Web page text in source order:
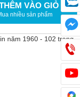
VÀO GIỎ
nhiều sản phẩm
năm 1960 - 102 trang